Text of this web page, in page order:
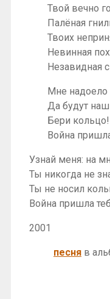
Твой вечно
Палёная
Твоих
Невинная
Незавидная
Мне надоело
Да будут
Бери кольцо!
Война
Узнай меня: на
Ты никогда не
Ты не носил
Война пришла
2001
песня в